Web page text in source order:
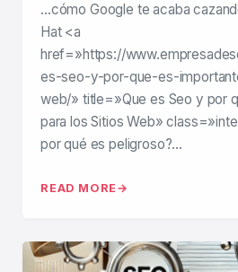
…cómo Google te acaba
Hat <a
href=»https://
es-seo-y-por-que-es-
web/» title=»Que es Seo y por
para los Sitios Web»
por qué es peligroso?…
READ MORE